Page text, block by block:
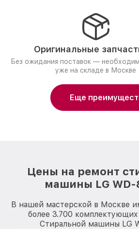
Оригинальные
Без ожидания поставок —
уже на складе в Москве
Еще
Цены на ремонт
машины LG WD-
В нашей мастерской в Москве
более 3.700
Стиральной машины LG